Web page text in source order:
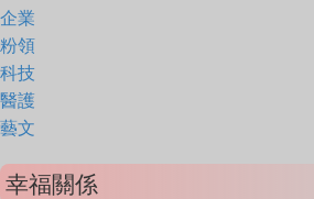
企業
粉領
科技
醫護
藝文
幸福關係